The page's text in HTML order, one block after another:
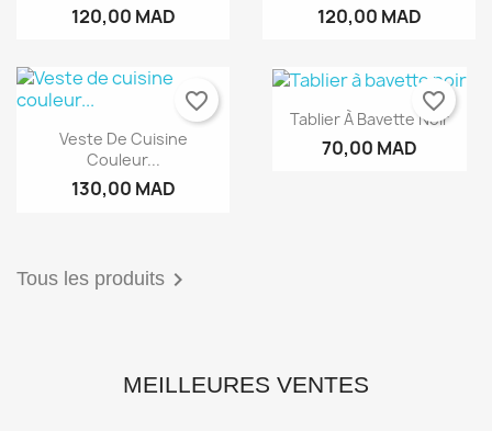
120,00 MAD 120,00 MAD
Veste De Cuisine
Couleur...
130,00 MAD
favorite_border
Tablier À Bavette Noir
70,00 MAD
favorite_border
Tous les produits 
MEILLEURES VENTES